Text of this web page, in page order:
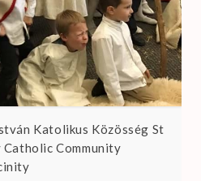
Katolikus Közösség St
Community